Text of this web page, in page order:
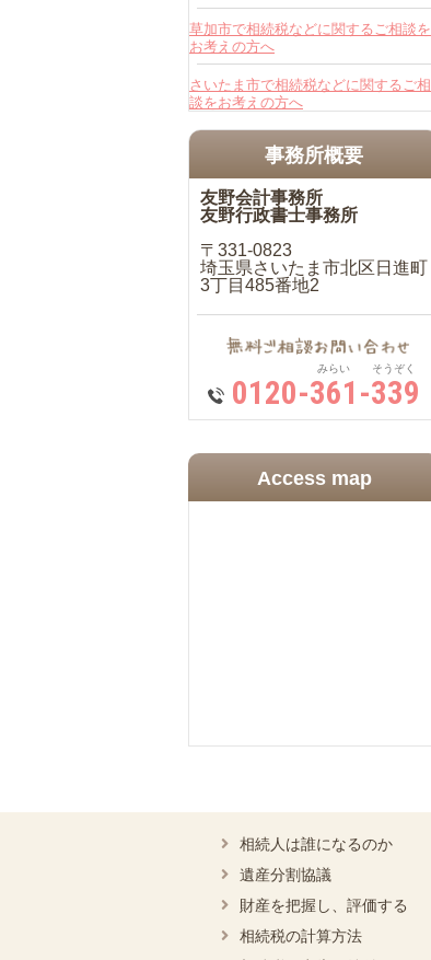
草加市で相続税などに関するご相談を
お考えの方へ
さいたま市で相続税などに関するご相
談をお考えの方へ
事務所概要
友野会計事務所
友野行政書士事務所
〒331-0823
埼玉県さいたま市北区日進町
3丁目485番地2
みらい そうぞく
0120-361-339
Access map
相続人は誰になるのか
遺産分割協議
財産を把握し、評価する
相続税の計算方法